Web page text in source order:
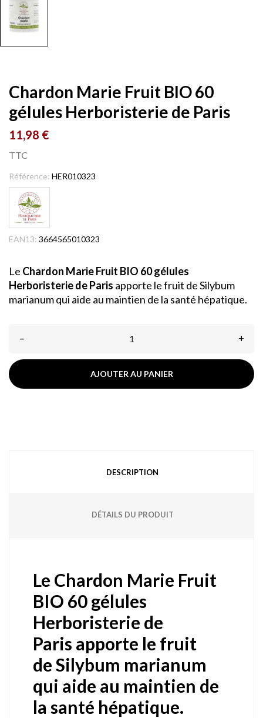
Chardon Marie Fruit BIO 60
gélules Herboristerie de Paris
11,98 €
TTC
Référence: HER010323
EAN13: 3664565010323
Le Chardon Marie Fruit BIO 60 gélules
Herboristerie de Paris apporte le fruit de Silybum
marianum qui aide au maintien de la santé hépatique.
– +
AJOUTER AU PANIER
DESCRIPTION
DÉTAILS DU PRODUIT
Le Chardon Marie Fruit
BIO 60 gélules
Herboristerie de
Paris apporte le fruit
de Silybum marianum
qui aide au maintien de
la santé hépatique.